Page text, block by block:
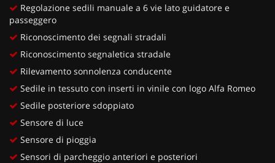
Regolazione sedili manuale a 6 vie lato guidatore e
passeggero
Riconoscimento dei segnali stradali
Riconoscimento segnaletica stradale
Rilevamento sonnolenza conducente
Sedile in tessuto con inserti in vinile con logo Alfa Romeo
Sedile posteriore sdoppiato
Sensore di luce
Sensore di pioggia
Sensori di parcheggio anteriori e posteriori